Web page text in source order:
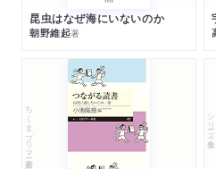
昆虫はなぜ海にいないのか
朝野維起著
ちくまプリマー新書 シリーズ・全集